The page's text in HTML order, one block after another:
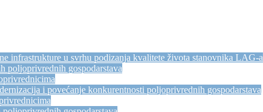
infrastrukture u svrhu podizanja kvalitete života stanovnika LAG-a
poljoprivrednih gospodarstava
i povećanje konkurentnosti poljoprivrednih gospodarstava